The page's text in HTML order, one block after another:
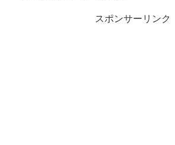
スポンサーリンク